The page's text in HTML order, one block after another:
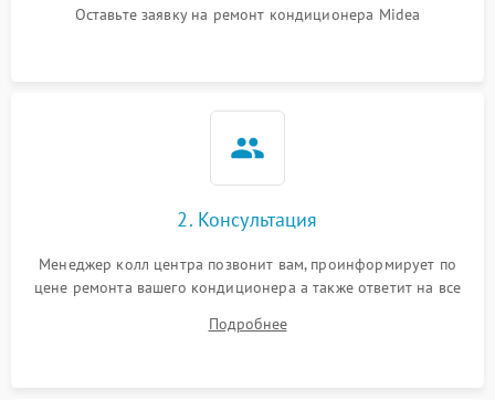
Оставьте заявку на ремонт кондиционера Midea
2. Консультация
Менеджер колл центра позвонит вам, проинформирует по
цене ремонта вашего кондиционера а также ответит на все
Подробнее